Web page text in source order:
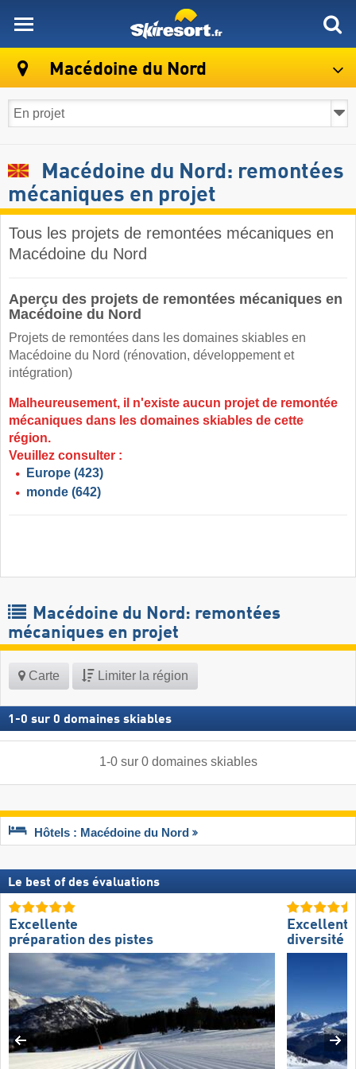
Macédoine du Nord
Macédoine du Nord: remontées
mécaniques en projet
Tous les projets de remontées mécaniques en
Macédoine du Nord
Aperçu des projets de remontées mécaniques en
Macédoine du Nord
Projets de remontées dans les domaines skiables en
Macédoine du Nord (rénovation, développement et
intégration)
Malheureusement, il n'existe aucun projet de remontée
mécaniques dans les domaines skiables de cette
région.
Veuillez consulter :
Europe (423)
monde (642)
Macédoine du Nord: remontées
mécaniques en projet
Carte Limiter la région
1 -0 sur 0 domaines skiables
1-0sur 0 domaines skiables
Hôtels : Macédoine du Nord
Le best of des évaluations
Excellente
préparation des pistes
Excellente
diversité